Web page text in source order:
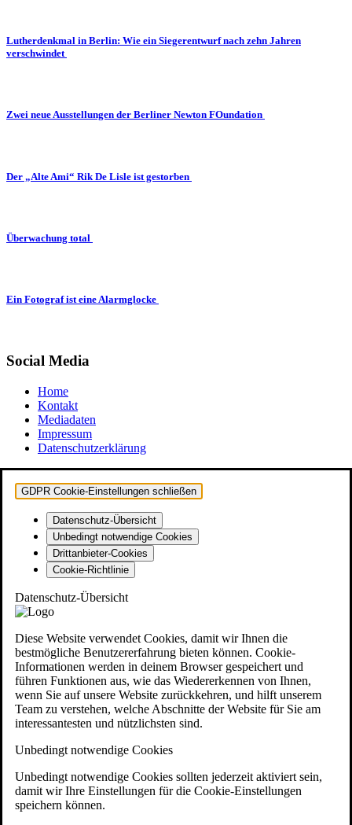
Lutherdenkmal in Berlin: Wie ein Siegerentwurf nach zehn Jahren
verschwindet
Zwei neue Ausstellungen der Berliner Newton FOundation
Der „Alte Ami“ Rik De Lisle ist gestorben
Überwachung total
Ein Fotograf ist eine Alarmglocke
Social Media
Home
Kontakt
Mediadaten
Impressum
Datenschutzerklärung
GDPR Cookie-Einstellungen schließen
Datenschutz-Übersicht
Unbedingt notwendige Cookies
Drittanbieter-Cookies
Cookie-Richtlinie
Datenschutz-Übersicht
Diese Website verwendet Cookies, damit wir Ihnen die
bestmögliche Benutzererfahrung bieten können. Cookie-
Informationen werden in deinem Browser gespeichert und
führen Funktionen aus, wie das Wiedererkennen von Ihnen,
wenn Sie auf unsere Website zurückkehren, und hilft unserem
Team zu verstehen, welche Abschnitte der Website für Sie am
interessantesten und nützlichsten sind.
Unbedingt notwendige Cookies
Unbedingt notwendige Cookies sollten jederzeit aktiviert sein,
damit wir Ihre Einstellungen für die Cookie-Einstellungen
speichern können.